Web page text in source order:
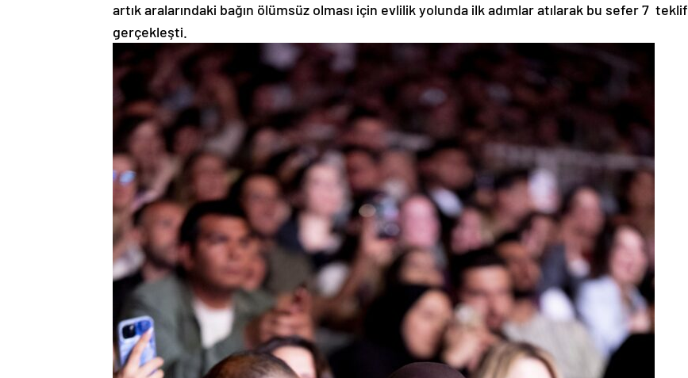
artık aralarındaki bağın ölümsüz olması için evlilik yolunda ilk adımlar atılarak bu sefer 7 teklif
gerçekleşti.